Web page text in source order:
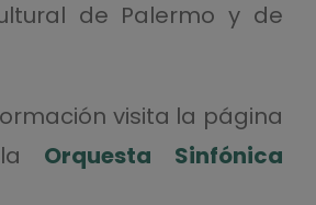
de Palermo y de
visita la página
Orquesta Sinfónica